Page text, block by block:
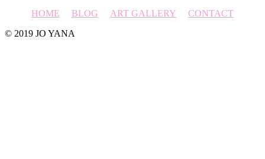
HOME BLOG ART GALLERY
CONTACT
© 2019 JO YANA